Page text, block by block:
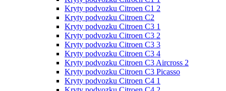
Kryty podvozku Citroen C1 2
Kryty podvozku Citroen C2
Kryty podvozku Citroen C3 1
Kryty podvozku Citroen C3 2
Kryty podvozku Citroen C3 3
Kryty podvozku Citroen C3 4
Kryty podvozku Citroen C3 Aircross 2
Kryty podvozku Citroen C3 Picasso
Kryty podvozku Citroen C4 1